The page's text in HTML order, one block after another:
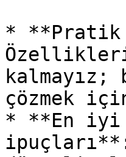
* **Pratik
çözmek
* **En iyi